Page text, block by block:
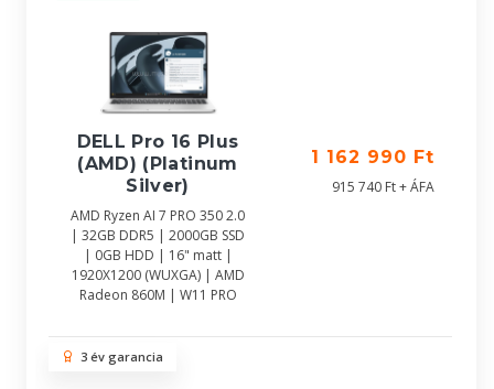
DELL Pro 16 Plus
(AMD) (Platinum
Silver)
AMD Ryzen AI 7 PRO 350 2.0
| 32GB DDR5 | 2000GB SSD
| 0GB HDD | 16" matt |
1920X1200 (WUXGA) | AMD
Radeon 860M | W11 PRO
1 162 990 Ft
915 740 Ft + ÁFA
3 év garancia